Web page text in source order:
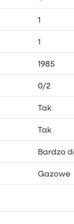
ok 28 m2
1
1
1985
0/2
Tak
Tak
Bardzo
Gazowe